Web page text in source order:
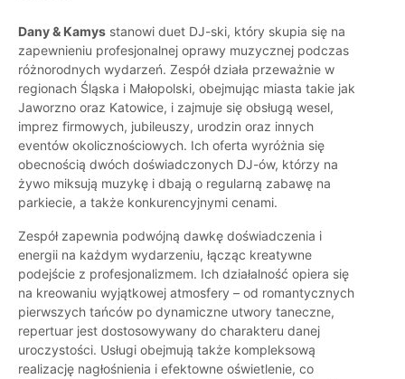
Dany & Kamys stanowi duet DJ-ski, który skupia się na
zapewnieniu profesjonalnej oprawy muzycznej podczas
różnorodnych wydarzeń. Zespół działa przeważnie w
regionach Śląska i Małopolski, obejmując miasta takie jak
Jaworzno oraz Katowice, i zajmuje się obsługą wesel,
imprez firmowych, jubileuszy, urodzin oraz innych
eventów okolicznościowych. Ich oferta wyróżnia się
obecnością dwóch doświadczonych DJ-ów, którzy na
żywo miksują muzykę i dbają o regularną zabawę na
parkiecie, a także konkurencyjnymi cenami.
Zespół zapewnia podwójną dawkę doświadczenia i
energii na każdym wydarzeniu, łącząc kreatywne
podejście z profesjonalizmem. Ich działalność opiera się
na kreowaniu wyjątkowej atmosfery – od romantycznych
pierwszych tańców po dynamiczne utwory taneczne,
repertuar jest dostosowywany do charakteru danej
uroczystości. Usługi obejmują także kompleksową
realizację nagłośnienia i efektowne oświetlenie, co